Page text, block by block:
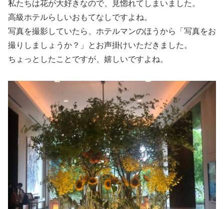
私たちは花が大好きなので、見惚れてしまいました。
高級ホテルらしいおもてなしですよね。
写真を撮影していたら、ホテルマンのほうから「写真をお
撮りしましょうか？」とお声掛けいただきました。
ちょっとしたことですが、嬉しいですよね。